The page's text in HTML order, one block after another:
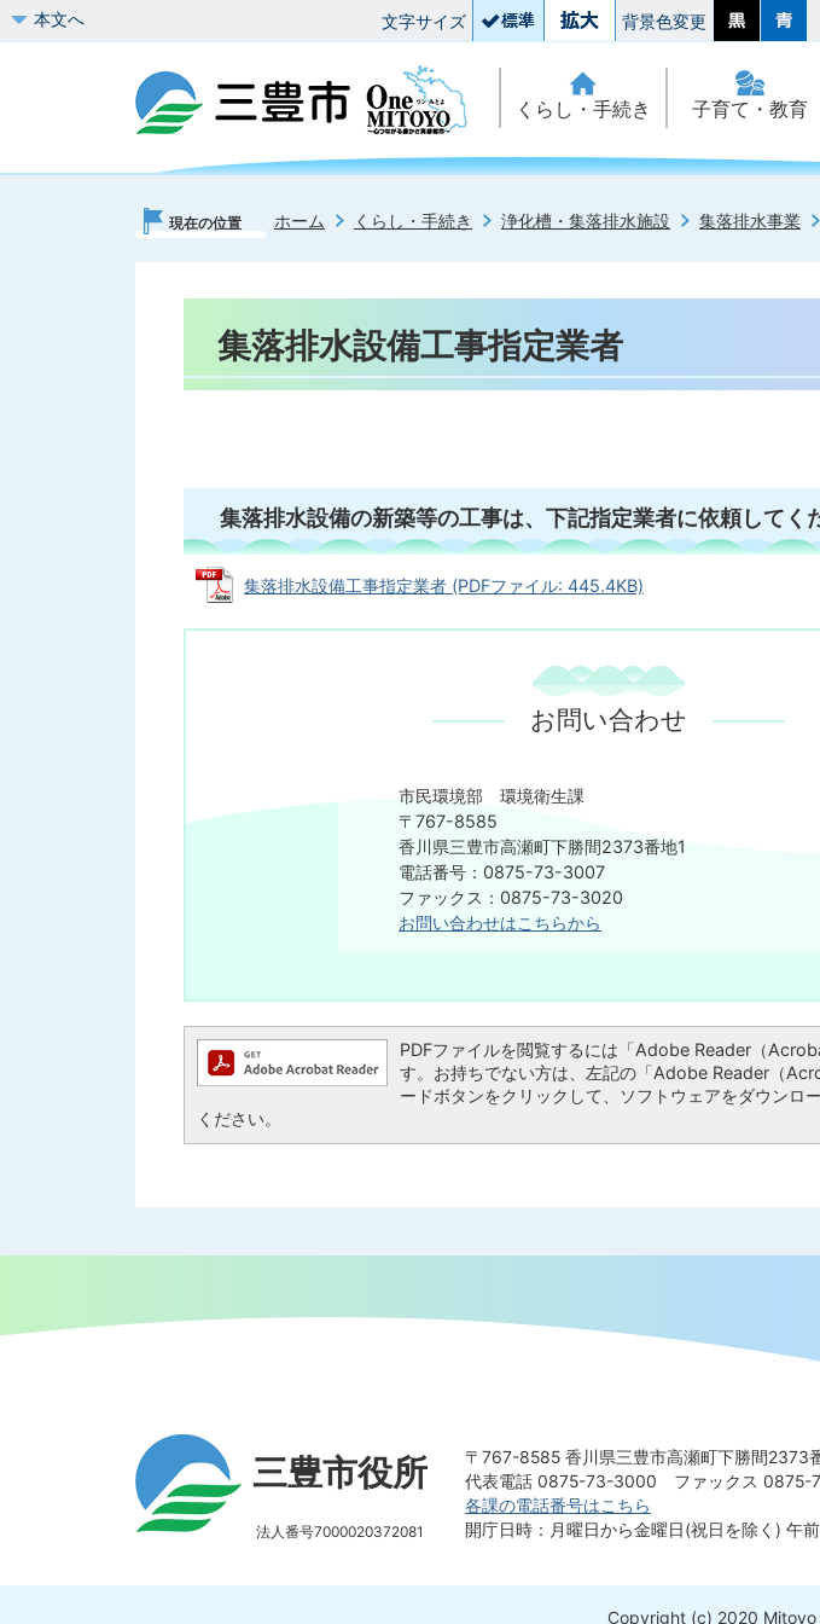
本文へ 文字サイズ 背景色変更
くらし・手続き 子育て・教育
現在の位置 ホーム くらし・手続き 浄化槽・集落排水施設 集落排水事業
集落排水設備工事指定業者
集落排水設備の新築等の工事は、下記指定業者に依頼してく
集落排水設備工事指定業者 (PDFファイル: 445.4KB)
お問い合わせ
市民環境部 環境衛生課
〒767-8585
香川県三豊市高瀬町下勝間2373番地1
電話番号：0875-73-3007
ファックス：0875-73-3020
お問い合わせはこちらから
PDFファイルを閲覧するには「Adobe Reader（
す。お持ちでない方は、左記の「Adobe Reader（
ードボタンをクリックして、ソフトウェアをダウンロ
ください。
三豊市役所
法人番号7000020372081
〒767-8585 香川県三豊市高瀬町下勝間2373
代表電話 0875-73-3000 ファックス 0875-
各課の電話番号はこちら
開庁日時：月曜日から金曜日(祝日を除く) 午
Copyright (c) 2020